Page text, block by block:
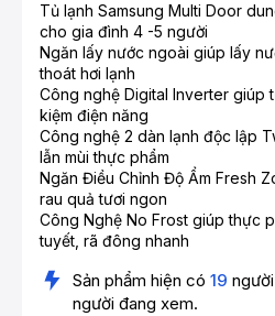
Tủ lạnh Samsung Multi Door
cho gia đình 4 -5 người
Ngăn lấy nước ngoài giúp lấy
thoát hơi lạnh
Công nghệ Digital Inverter giúp
kiệm điện năng
Công nghệ 2 dàn lạnh độc lập
lẫn mùi thực phẩm
Ngăn Điều Chỉnh Độ Ẩm Fresh
rau quả tươi ngon
Công Nghệ No Frost giúp thực
tuyết, rã đông nhanh
Sản phẩm hiện có 19
người đang xem.